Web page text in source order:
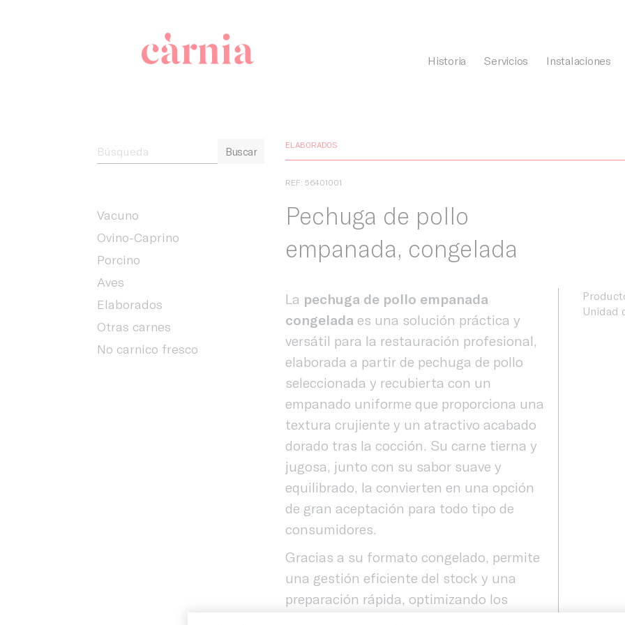
Historia Servicios Instalaciones
Buscar
Vacuno
Ovino-Caprino
Porcino
Aves
Elaborados
Otras carnes
No carnico fresco
ELABORADOS
REF: 56401001
Pechuga de pollo
empanada, congelada
La pechuga de pollo empanada
congelada es una solución práctica y
versátil para la restauración profesional,
elaborada a partir de pechuga de pollo
seleccionada y recubierta con un
empanado uniforme que proporciona una
textura crujiente y un atractivo acabado
dorado tras la cocción. Su carne tierna y
jugosa, junto con su sabor suave y
equilibrado, la convierten en una opción
de gran aceptación para todo tipo de
consumidores.
Gracias a su formato congelado, permite
una gestión eficiente del stock y una
preparación rápida, optimizando los
Unidad